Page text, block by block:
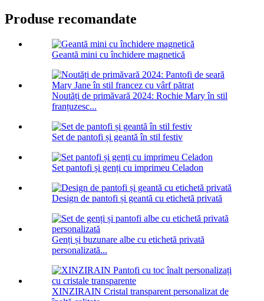
Produse recomandate
Geantă mini cu închidere magnetică
Noutăți de primăvară 2024: Rochie Mary în stil
franțuzesc...
Set de pantofi și geantă în stil festiv
Set pantofi și genți cu imprimeu Celadon
Design de pantofi și geantă cu etichetă privată
Genți și buzunare albe cu etichetă privată
personalizată...
XINZIRAIN Cristal transparent personalizat de